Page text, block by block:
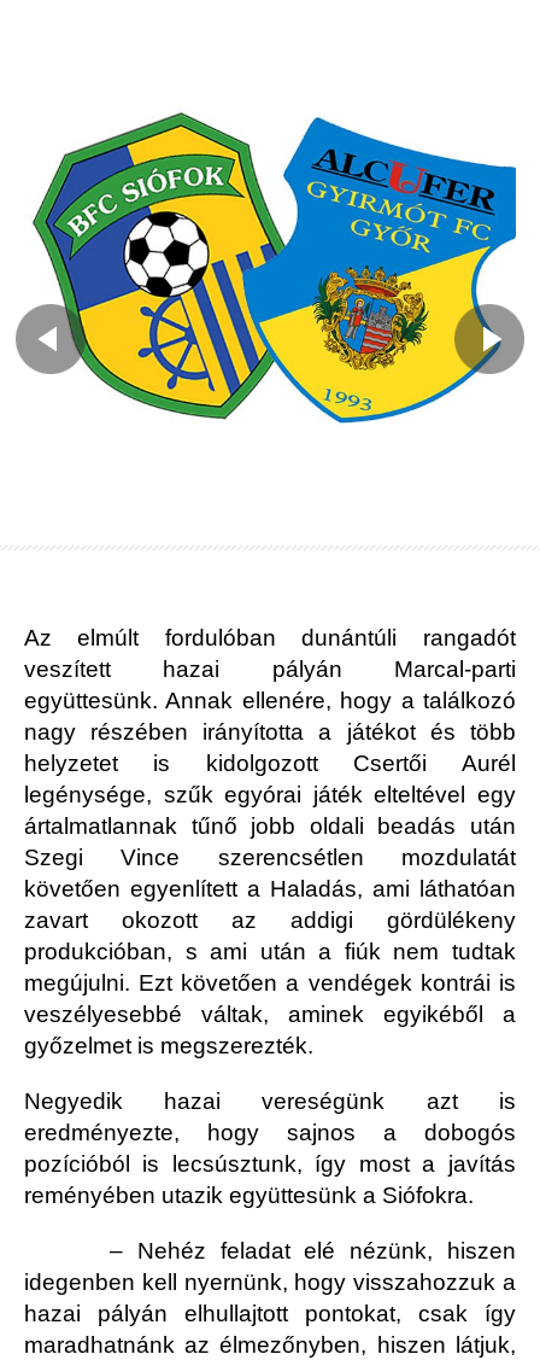
Az elmúlt fordulóban dunántúli rangadót
veszített hazai pályán Marcal-parti
együttesünk. Annak ellenére, hogy a találkozó
nagy részében irányította a játékot és több
helyzetet is kidolgozott Csertői Aurél
legénysége, szűk egyórai játék elteltével egy
ártalmatlannak tűnő jobb oldali beadás után
Szegi Vince szerencsétlen mozdulatát
követően egyenlített a Haladás, ami láthatóan
zavart okozott az addigi gördülékeny
produkcióban, s ami után a fiúk nem tudtak
megújulni. Ezt követően a vendégek kontrái is
veszélyesebbé váltak, aminek egyikéből a
győzelmet is megszerezték.
Negyedik hazai vereségünk azt is
eredményezte, hogy sajnos a dobogós
pozícióból is lecsúsztunk, így most a javítás
reményében utazik együttesünk a Siófokra.
– Nehéz feladat elé nézünk, hiszen
idegenben kell nyernünk, hogy visszahozzuk a
hazai pályán elhullajtott pontokat, csak így
maradhatnánk az élmezőnyben, hiszen látjuk,